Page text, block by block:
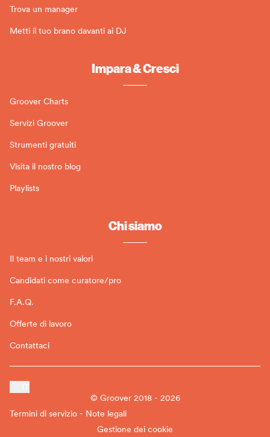
Trova un manager
Metti il tuo brano davanti ai DJ
Impara & Cresci
Groover Charts
Servizi Groover
Strumenti gratuiti
Visita il nostro blog
Playlists
Chi siamo
Il team e i nostri valori
Candidati come curatore/pro
F.A.Q.
Offerte di lavoro
Contattaci
© Groover 2018 - 2026
Termini di servizio - Note legali
Gestione dei cookie